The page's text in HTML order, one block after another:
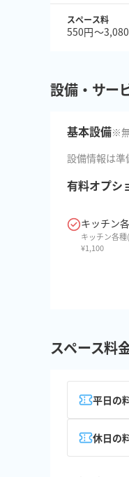
スペース料
550円〜
設備・サー
基本設備※
設備情報は準
有料オプシ
キッチン
キッチン各
¥1,100
スペース料
平日の
休日の